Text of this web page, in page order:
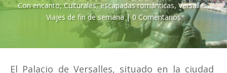
Con encanto,Culturales,escapadas románticas,Versalles,
Viajes de fin de semana|0 Comentarios
El Palacio de Versalles, situado en la ciudad